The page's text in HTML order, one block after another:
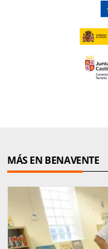
MÁS EN BENAVENTE